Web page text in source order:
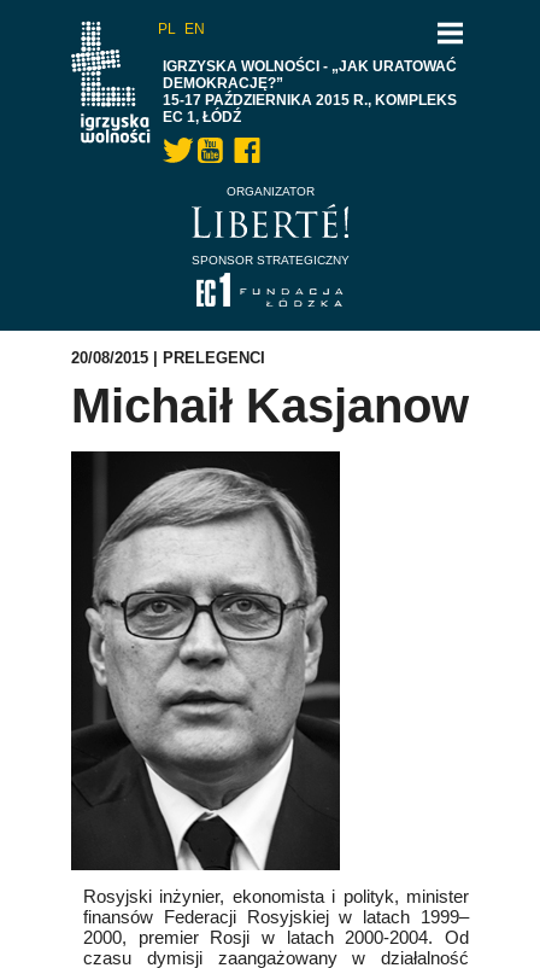
PL EN
IGRZYSKA WOLNOŚCI - „JAK URATOWAĆ
DEMOKRACJĘ?”
15-17 PAŹDZIERNIKA 2015 R., KOMPLEKS
EC 1, ŁÓDŹ
ORGANIZATOR
SPONSOR STRATEGICZNY
20/08/2015 | PRELEGENCI
Michaił Kasjanow
Rosyjski inżynier, ekonomista i polityk, minister
finansów Federacji Rosyjskiej w latach 1999–
2000, premier Rosji w latach 2000-2004. Od
czasu dymisji zaangażowany w działalność